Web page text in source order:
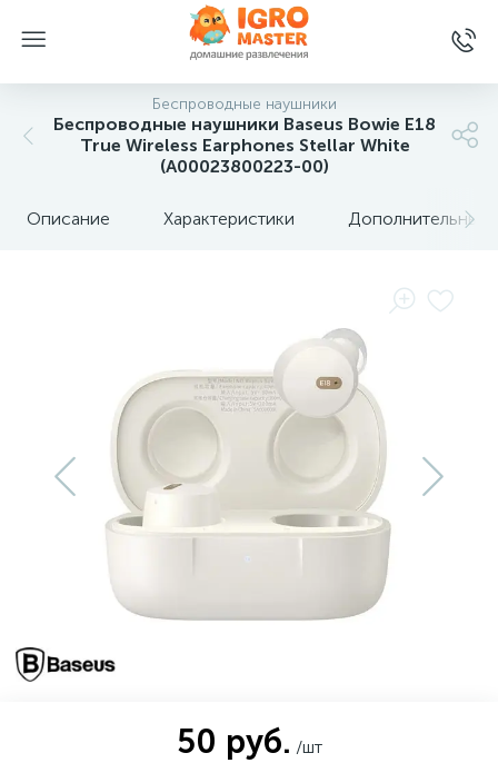
Беспроводные наушники
Беспроводные наушники Baseus Bowie E18
True Wireless Earphones Stellar White
(A00023800223-00)
Описание Характеристики Дополнительные
50 руб. /шт